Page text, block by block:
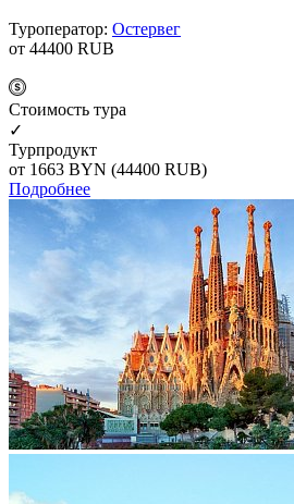
Туроператор: Остервег
от 44400 RUB
Cтоимость тура
✓
Турпродукт
от 1663 BYN (44400 RUB)
Подробнее